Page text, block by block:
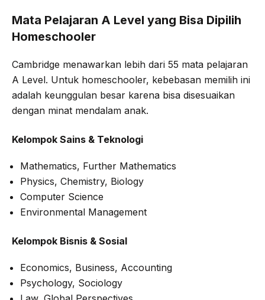
Mata Pelajaran A Level yang Bisa Dipilih
Homeschooler
Cambridge menawarkan lebih dari 55 mata pelajaran
A Level. Untuk homeschooler, kebebasan memilih ini
adalah keunggulan besar karena bisa disesuaikan
dengan minat mendalam anak.
Kelompok Sains & Teknologi
Mathematics, Further Mathematics
Physics, Chemistry, Biology
Computer Science
Environmental Management
Kelompok Bisnis & Sosial
Economics, Business, Accounting
Psychology, Sociology